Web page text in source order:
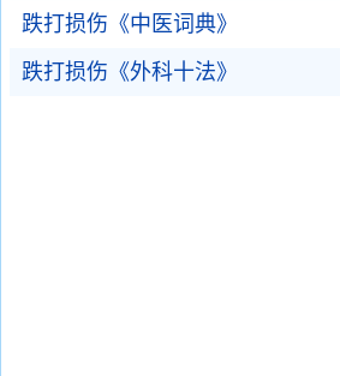
跌打损伤《中医词典》
跌打损伤《外科十法》